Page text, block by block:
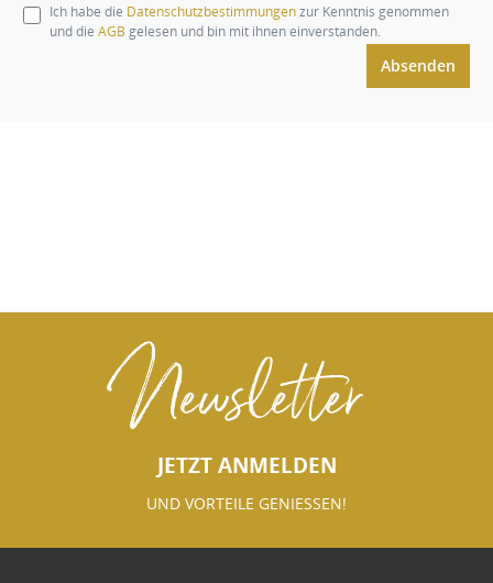
Ich habe die Datenschutzbestimmungenzur Kenntnis genommen
und die AGB gelesen und bin mit ihnen einverstanden.
Absenden
Newsletter
JETZT ANMELDEN
UND VORTEILE GENIESSEN!